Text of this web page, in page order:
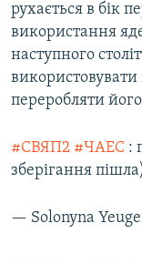
рухається в бік
використання
наступного
переробляти
#СВЯП2 #ЧАЕС :
зберігання
— Solonyna